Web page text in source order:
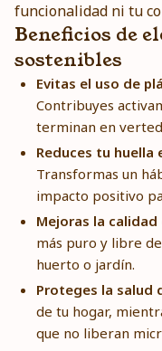
funcionalidad ni tu
Beneficios de
sostenibles
Evitas el uso de
Contribuyes
terminan en
Reduces tu huella
Transformas un
impacto positivo
Mejoras la
más puro y libre
huerto o jardín.
Proteges la salud
de tu hogar,
que no liberan